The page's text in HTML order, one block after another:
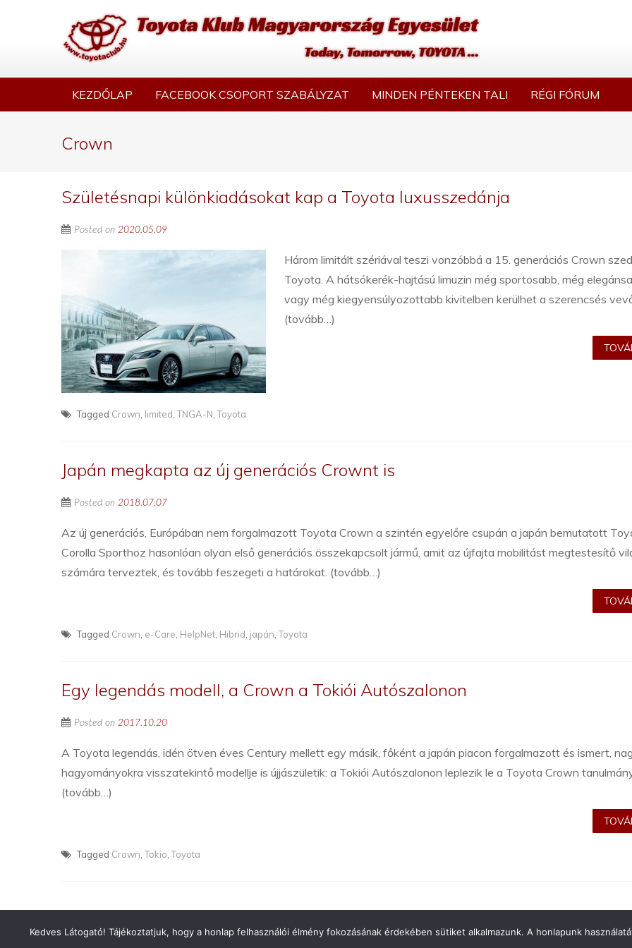
KEZDŐLAP FACEBOOK CSOPORT SZABÁLYZAT MINDEN PÉNTEKEN TALI RÉGI FÓRUM
Crown
Születésnapi különkiadásokat kap a Toyota luxusszedánja
Posted on 2020.05.09
Három limitált szériával teszi vonzóbbá a 15. generációs Crown
Toyota. A hátsókerék-hajtású limuzin még sportosabb, még
vagy még kiegyensúlyozottabb kivitelben kerülhet a szerencsés
(tovább…)
Tagged Crown, limited,TNGA-N,Toyota
Japán megkapta az új generációs Crownt is
Posted on 2018.07.07
Az új generációs, Európában nem forgalmazott Toyota Crown a szintén egyelőre csupán a japán bemutatott
Corolla Sporthoz hasonlóan olyan első generációs összekapcsolt jármű, amit az újfajta mobilitást megtestesítő
számára terveztek, és tovább feszegeti a határokat. (tovább…)
Tagged Crown, e-Care, HelpNet, Hibrid, japán,Toyota
Egy legendás modell, a Crown a Tokiói Autószalonon
Posted on 2017.10.20
A Toyota legendás, idén ötven éves Century mellett egy másik, főként a japán piacon forgalmazott és ismert,
hagyományokra visszatekintő modellje is újjászületik: a Tokiói Autószalonon leplezik le a Toyota Crown
(tovább…)
Tagged Crown,Tokio,Toyota
Copyright © 2026 Toyota Klub Magyarország
Kedves Látogató! Tájékoztatjuk, hogy a honlap felhasználói élmény fokozásának érdekében sütiket alkalmazunk. A honlapunk